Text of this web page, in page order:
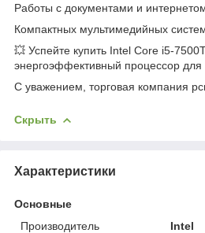
Работы с документами и
Компактных мультимедийных
💥 Успейте купить Intel Core i5-
энергоэффективный процессор для
С уважением, торговая компания
Скрыть
Характеристики
Основные
Производитель
Intel